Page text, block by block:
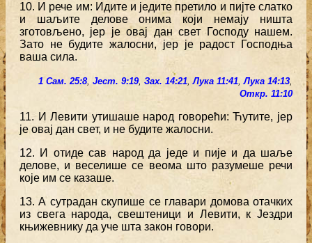
10. И рече им: Идите и једите претило и пијте слатко
и шаљите делове онима који немају ништа
зготовљено, јер је овај дан свет Господу нашем.
Зато не будите жалосни, јер је радост Господња
ваша сила.
1 Сам. 25:8, Јест. 9:19, Зах. 14:21,Лука 11:41,Лука 14:13,
Откр. 11:10
11. И Левити утишаше народ говорећи: Ћутите, јер
је овај дан свет, и не будите жалосни.
12. И отиде сав народ да једе и пије и да шаље
делове, и веселише се веома што разумеше речи
које им се казаше.
13. А сутрадан скупише се главари домова отачких
из свега народа, свештеници и Левити, к Јездри
књижевнику да уче шта закон говори.